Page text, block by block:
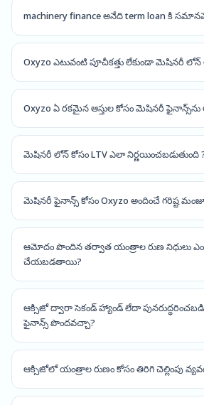
machinery finance అనేది term loan కి
Oxyzo ఎటువంటి పూచీకత్తు లేకుండా మెషినరీ లోన్
Oxyzo ఏ రకమైన ఆస్తుల కోసం మెషినరీ ఫైనాన్స్‌ను
మెషినరీ లోన్ కోసం LTV ఎలా నిర్ణయించబడుతుంది
మెషినరీ ఫైనాన్స్ కోసం Oxyzo అందించే గరిష్ట
ఆమోదం పొందిన తర్వాత యంత్రాల రుణ నిధులు
చేయబడతాయి?
ఆక్సిజో ద్వారా సెకండ్ హ్యాండ్ లేదా
ఫైనాన్స్ పొందవచ్చా?
ఆక్సిజోలో యంత్రాల రుణం కోసం తిరిగి చెల్లింపు